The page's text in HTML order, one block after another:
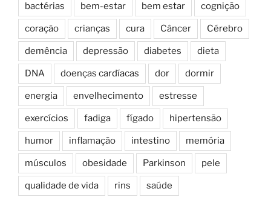
bactérias bem-estar bem estar cognição
coração crianças cura Câncer Cérebro
demência depressão diabetes dieta
DNA doenças cardíacas dor dormir
energia envelhecimento estresse
exercícios fadiga fígado hipertensão
humor inflamação intestino memória
músculos obesidade Parkinson pele
qualidade de vida rins saúde